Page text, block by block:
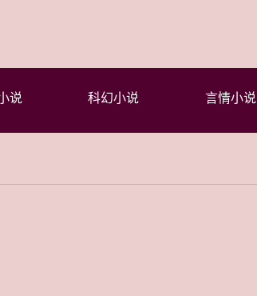
说 科幻小说 言情小说